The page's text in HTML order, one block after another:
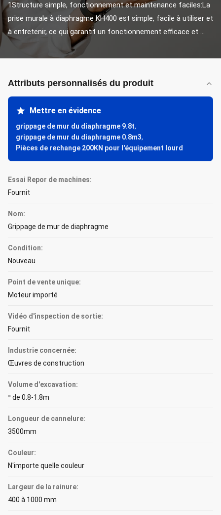
1Structure simple, fonctionnement et maintenance faciles:La
prise murale à diaphragme KH400 est simple, facile à utiliser et
à entretenir, ce qui garantit un fonctionnement efficace et ...
Attributs personnalisés du produit
Mettre en évidence
grippage de mur du diaphragme 9.8t,
grippage de mur du diaphragme 0.8m3,
Pièces de rechange 200KN pour l'équipement lourd
Essai Repor de machines:
Fournit
Nom:
Grippage de mur de diaphragme
Condition:
Nouveau
Point de vente unique:
Moteur importé
Vidéo d'inspection de sortie:
Fournit
Industrie concernée:
Œuvres de construction
Volume d'excavation:
³ de 0.8-1.8m
Longueur de cannelure:
3500mm
Couleur:
N'importe quelle couleur
Largeur de la rainure:
400 à 1000 mm